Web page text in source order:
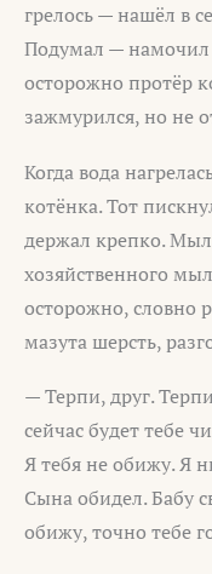
грелось — нашёл в
Подумал — намочил
осторожно протёр
зажмурился, но не
Когда вода
котёнка. Тот
держал крепко.
хозяйственного
осторожно, словно
мазута шерсть,
— Терпи, друг.
сейчас будет тебе
Я тебя не обижу. Я
Сына обидел. Бабу
обижу, точно тебе